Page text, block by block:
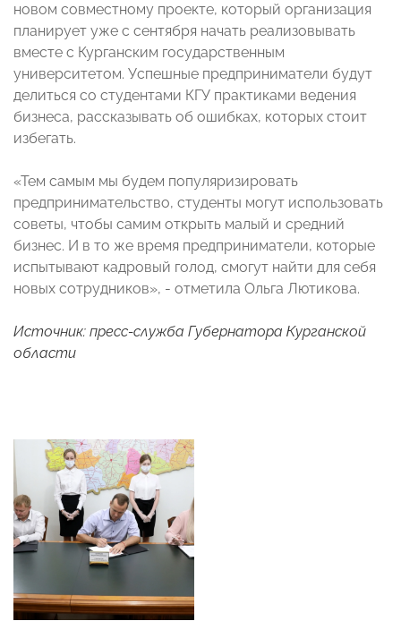
новом совместному проекте, который организация
планирует уже с сентября начать реализовывать
вместе с Курганским государственным
университетом. Успешные предприниматели будут
делиться со студентами КГУ практиками ведения
бизнеса, рассказывать об ошибках, которых стоит
избегать.
«Тем самым мы будем популяризировать
предпринимательство, студенты могут использовать
советы, чтобы самим открыть малый и средний
бизнес. И в то же время предприниматели, которые
испытывают кадровый голод, смогут найти для себя
новых сотрудников», - отметила Ольга Лютикова.
Источник: пресс-служба Губернатора Курганской
области